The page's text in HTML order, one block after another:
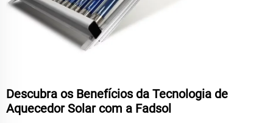
Descubra os Benefícios da Tecnologia de
Aquecedor Solar com a Fadsol